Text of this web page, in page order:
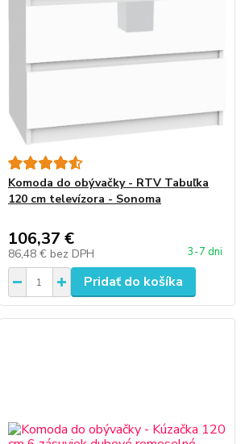
Komoda do obývačky - RTV Tabuľka
120 cm televízora - Sonoma
106,37 €
86,48 € bez DPH 3-7 dni
Pridať do košíka